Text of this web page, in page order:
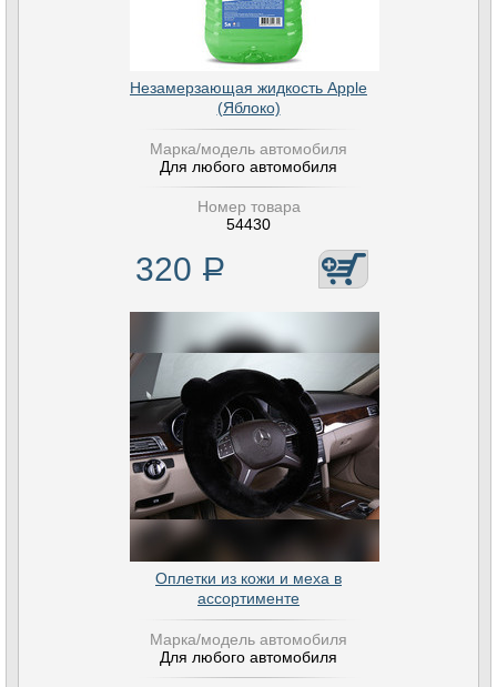
Незамерзающая жидкость Apple
(Яблоко)
Марка/модель автомобиля
Для любого автомобиля
Номер товара
54430
320 Р
Оплетки из кожи и меха в
ассортименте
Марка/модель автомобиля
Для любого автомобиля